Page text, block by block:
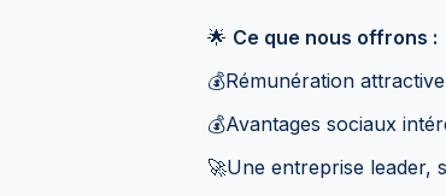
🌟 Ce que nous offrons :
💰Rémunération
💰Avantages sociaux
🚀Une entreprise leader,